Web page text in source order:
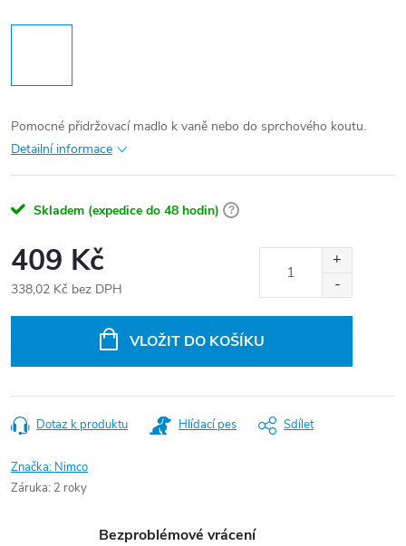
Pomocné přidržovací madlo k vaně nebo do sprchového koutu.
Detailní informace
Skladem (expedice do 48 hodin) ?
409 Kč
338,02 Kč bez DPH
VLOŽIT DO KOŠÍKU
Dotaz k produktu Hlídací pes Sdílet
Značka: Nimco
Záruka: 2 roky
Bezproblémové vrácení